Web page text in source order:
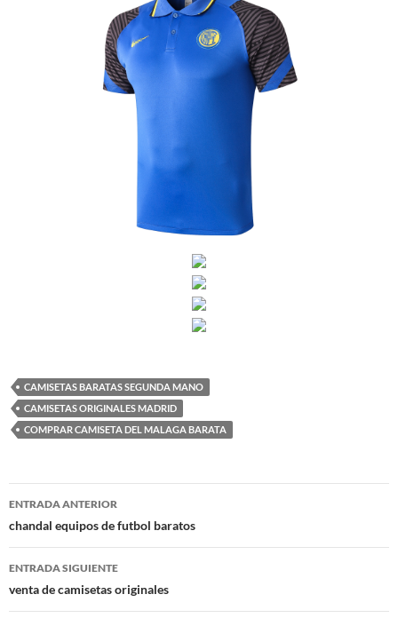
CAMISETAS BARATAS SEGUNDA MANO
CAMISETAS ORIGINALES MADRID
COMPRAR CAMISETA DEL MALAGA BARATA
Navegación
de
entradas
ENTRADA ANTERIOR
chandal equipos de futbol baratos
ENTRADA SIGUIENTE
venta de camisetas originales